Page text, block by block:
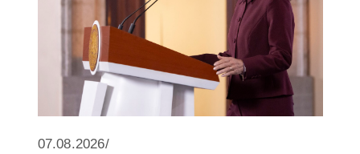
07.08.2026/